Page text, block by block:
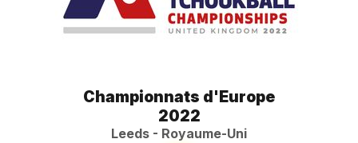
Championnats d'Europe
2022
Leeds - Royaume-Uni